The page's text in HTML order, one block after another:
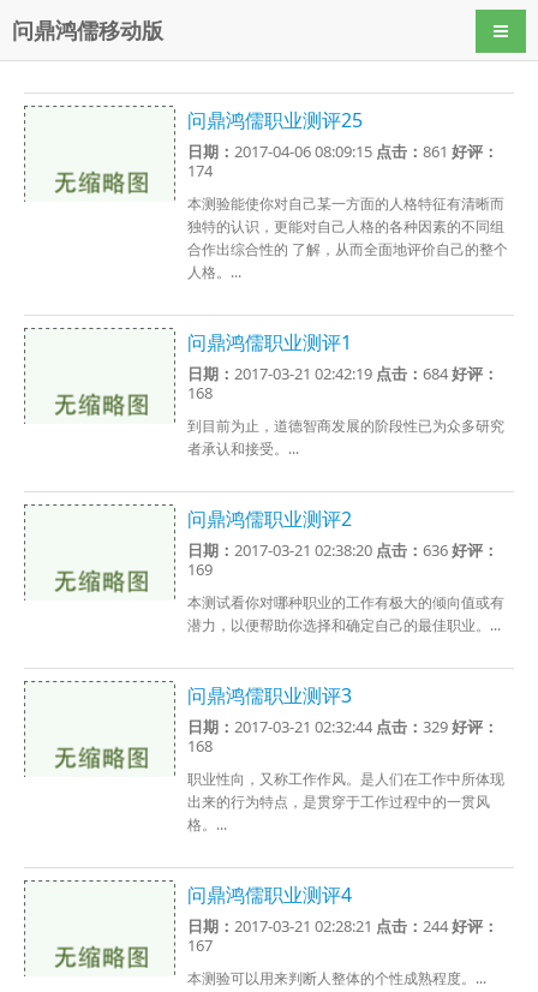
问鼎鸿儒移动版 导航
问鼎鸿儒职业测评25
日期：2017-04-06 08:09:15 点击：861好评：
174
本测验能使你对自己某一方面的人格特征有清晰而
独特的认识，更能对自己人格的各种因素的不同组
合作出综合性的 了解，从而全面地评价自己的整个
人格。...
问鼎鸿儒职业测评1
日期：2017-03-21 02:42:19 点击：684好评：
168
到目前为止，道德智商发展的阶段性已为众多研究
者承认和接受。...
问鼎鸿儒职业测评2
日期：2017-03-21 02:38:20 点击：636好评：
169
本测试看你对哪种职业的工作有极大的倾向值或有
潜力，以便帮助你选择和确定自己的最佳职业。...
问鼎鸿儒职业测评3
日期：2017-03-21 02:32:44 点击：329好评：
168
职业性向，又称工作作风。是人们在工作中所体现
出来的行为特点，是贯穿于工作过程中的一贯风
格。...
问鼎鸿儒职业测评4
日期：2017-03-21 02:28:21 点击：244好评：
167
本测验可以用来判断人整体的个性成熟程度。...